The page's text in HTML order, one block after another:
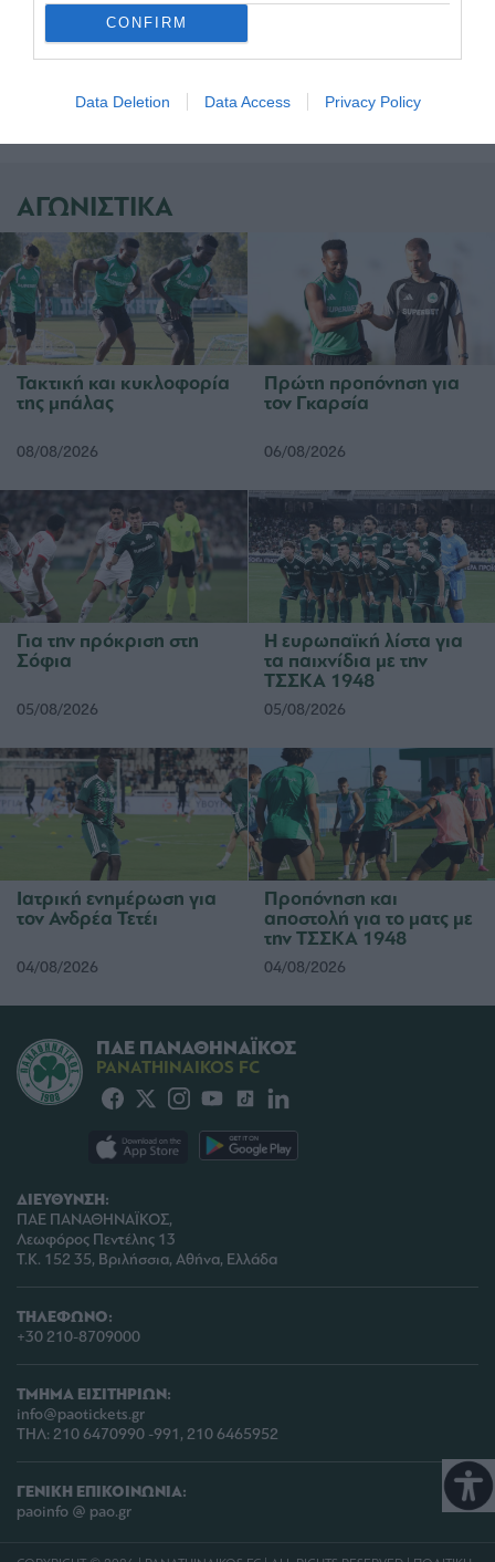
CONFIRM
Data Deletion Data Access Privacy Policy
Παπαστεριανός), Ουσέρο, Ντιμίτροφ (59’
Σκούρτης), Ορφανίδης, Νιέτο (80’ Βασιλακάκης),
ΑΓΩΝΙΣΤΙΚΑ
Τακτική και κυκλοφορία
της μπάλας
08/08/2026
Πρώτη προπόνηση για
τον Γκαρσία
06/08/2026
Για την πρόκριση στη
Σόφια
05/08/2026
Η ευρωπαϊκή λίστα για
τα παιχνίδια με την
ΤΣΣΚΑ 1948
05/08/2026
Ιατρική ενημέρωση για
τον Ανδρέα Τετέι
04/08/2026
Προπόνηση και
αποστολή για το ματς με
την ΤΣΣΚΑ 1948
04/08/2026
ΔΙΕΥΘΥΝΣΗ:
ΠΑΕ ΠΑΝΑΘΗΝΑΪΚΟΣ,
Λεωφόρος Πεντέλης 13
Τ.Κ. 152 35, Βριλήσσια, Αθήνα, Ελλάδα
ΤΗΛΕΦΩΝΟ:
+30 210-8709000
ΤΜΗΜΑ ΕΙΣΙΤΗΡΙΩΝ:
info@paotickets.gr
ΤΗΛ: 210 6470990 -991, 210 6465952
ΓΕΝΙΚΗ ΕΠΙΚΟΙΝΩΝΙΑ:
paoinfo @ pao.gr
ΠΑΕ ΠΑΝΑΘΗΝΑΪΚΟΣ
PANATHINAIKOS FC